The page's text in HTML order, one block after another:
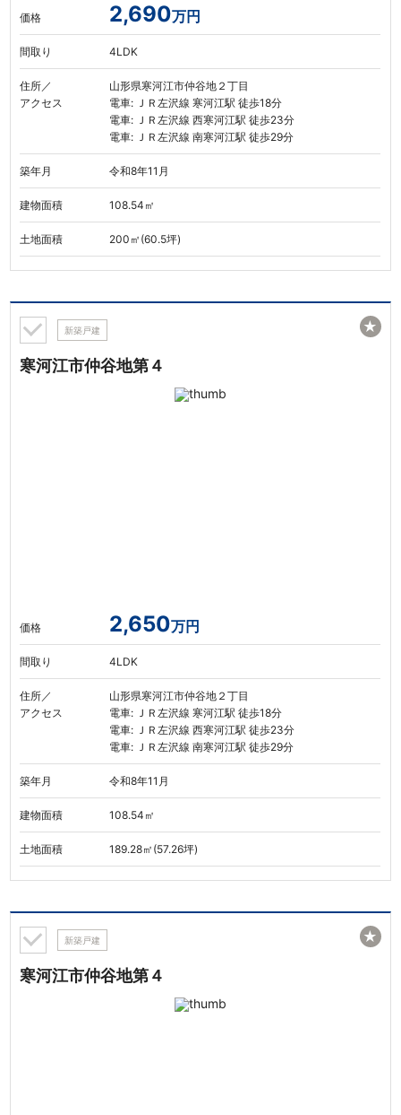
価格 2,690万円
間取り 4LDK
住所／
アクセス
山形県寒河江市仲谷地２丁目
電車: ＪＲ左沢線 寒河江駅 徒歩18分
電車: ＪＲ左沢線 西寒河江駅 徒歩23分
電車: ＪＲ左沢線 南寒河江駅 徒歩29分
築年月 令和8年11月
建物面積 108.54㎡
土地面積 200㎡(60.5坪)
新築戸建
寒河江市仲谷地第４
価格 2,650万円
間取り 4LDK
住所／
アクセス
山形県寒河江市仲谷地２丁目
電車: ＪＲ左沢線 寒河江駅 徒歩18分
電車: ＪＲ左沢線 西寒河江駅 徒歩23分
電車: ＪＲ左沢線 南寒河江駅 徒歩29分
築年月 令和8年11月
建物面積 108.54㎡
土地面積 189.28㎡(57.26坪)
★
新築戸建
寒河江市仲谷地第４
★